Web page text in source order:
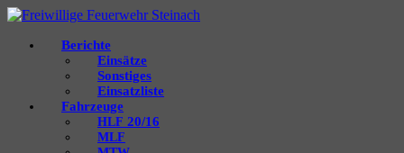
Berichte
Einsätze
Sonstiges
Einsatzliste
Fahrzeuge
HLF 20/16
MLF